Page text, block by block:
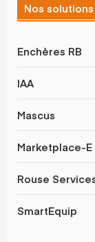
Nos solutions
Enchères RB
IAA
Mascus
Marketplace-E
Rouse
SmartEquip